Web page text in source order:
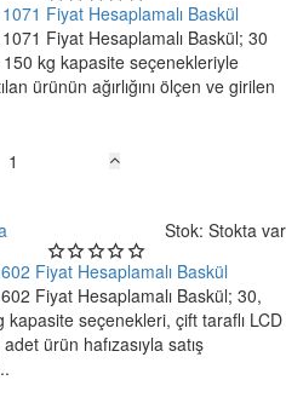
Fiyat Hesaplamalı Baskül
Fiyat Hesaplamalı Baskül; 30
kg kapasite seçenekleriyle
ürünün ağırlığını ölçen ve girilen
Stok: Stokta var
Fiyat Hesaplamalı Baskül
Fiyat Hesaplamalı Baskül; 30,
kapasite seçenekleri, çift taraflı LCD
ürün hafızasıyla satış